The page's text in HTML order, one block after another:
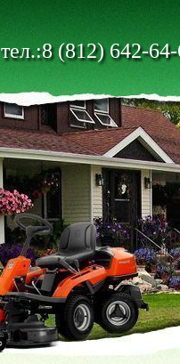
тел.:8 (812) 642-